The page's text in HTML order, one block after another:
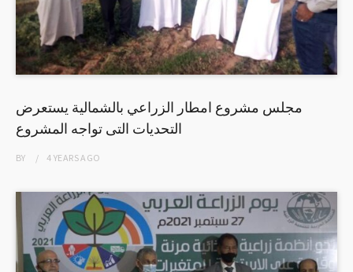
مجلس مشروع امطار الزراعي بالشمالية يستعرض
التحديات التى تواجه المشروع
BY 4 YEARSAGO